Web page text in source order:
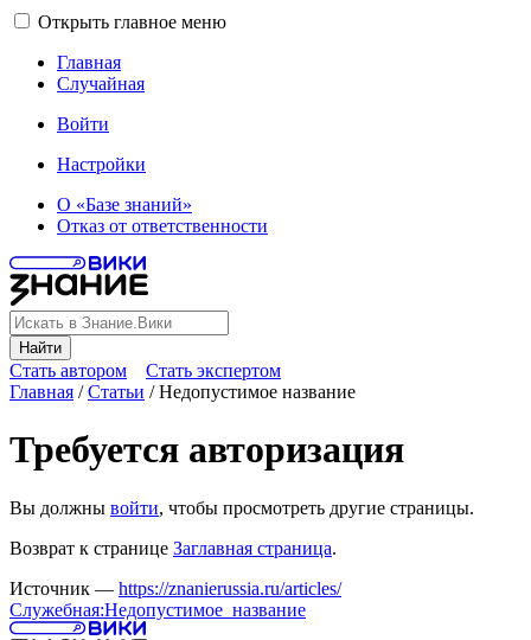
Открыть главное меню
Главная
Случайная
Войти
Настройки
О «Базе знаний»
Отказ от ответственности
Найти
Стать автором Стать экспертом
Главная /Статьи /Недопустимое название
Требуется авторизация
Вы должны войти, чтобы просмотреть другие страницы.
Возврат к странице Заглавная страница.
Источник — https://znanierussia.ru/articles/
Служебная:Недопустимое_название